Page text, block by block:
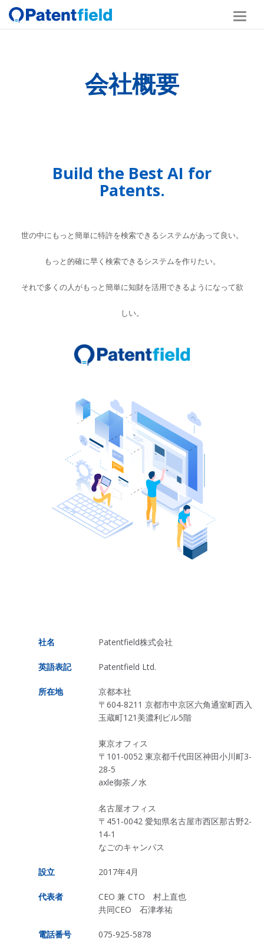
会社概要
Build the Best AI for
Patents.
世の中にもっと簡単に特許を検索できるシステムがあって良い。
もっと的確に早く検索できるシステムを作りたい。
それで多くの人がもっと簡単に知財を活用できるようになって欲
しい。
社名 Patentfield株式会社
英語表記 Patentfield Ltd.
所在地
京都本社
〒604-8211 京都市中京区六角通室町西入
玉蔵町121美濃利ビル5階
東京オフィス
〒101-0052 東京都千代田区神田小川町3-
28-5
axle御茶ノ水
名古屋オフィス
〒451-0042 愛知県名古屋市西区那古野2-
14-1
なごのキャンパス
設立 2017年4月
代表者
CEO 兼 CTO 村上直也
共同CEO 石津孝祐
電話番号 075-925-5878